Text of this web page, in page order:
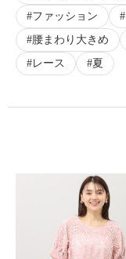
ファッション
腰まわり大きめ
レース
夏